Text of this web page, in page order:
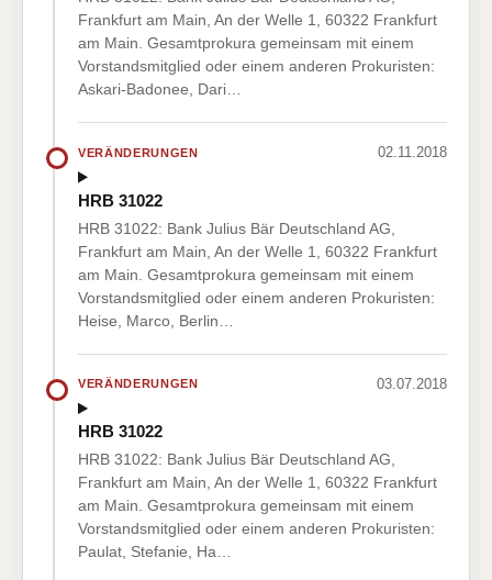
Frankfurt am Main, An der Welle 1, 60322 Frankfurt
am Main. Gesamtprokura gemeinsam mit einem
Vorstandsmitglied oder einem anderen Prokuristen:
Askari-Badonee, Dari…
VERÄNDERUNGEN 02.11.2018
HRB 31022
HRB 31022: Bank Julius Bär Deutschland AG,
Frankfurt am Main, An der Welle 1, 60322 Frankfurt
am Main. Gesamtprokura gemeinsam mit einem
Vorstandsmitglied oder einem anderen Prokuristen:
Heise, Marco, Berlin…
VERÄNDERUNGEN 03.07.2018
HRB 31022
HRB 31022: Bank Julius Bär Deutschland AG,
Frankfurt am Main, An der Welle 1, 60322 Frankfurt
am Main. Gesamtprokura gemeinsam mit einem
Vorstandsmitglied oder einem anderen Prokuristen:
Paulat, Stefanie, Ha…